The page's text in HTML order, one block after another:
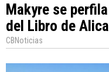
Makyre se
del Libro de
CBNoticias